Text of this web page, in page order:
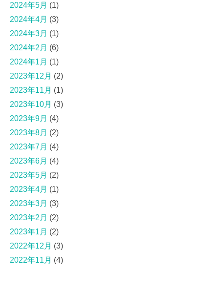
2024年5月 (1)
2024年4月 (3)
2024年3月 (1)
2024年2月 (6)
2024年1月 (1)
2023年12月 (2)
2023年11月 (1)
2023年10月 (3)
2023年9月 (4)
2023年8月 (2)
2023年7月 (4)
2023年6月 (4)
2023年5月 (2)
2023年4月 (1)
2023年3月 (3)
2023年2月 (2)
2023年1月 (2)
2022年12月 (3)
2022年11月 (4)